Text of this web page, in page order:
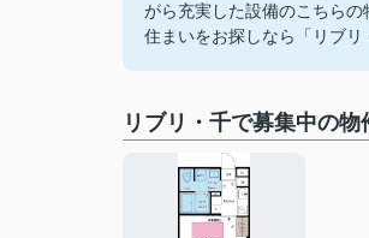
がら充実した設備のこちら
住まいをお探しなら「リブリ
リブリ・千で募集中の物